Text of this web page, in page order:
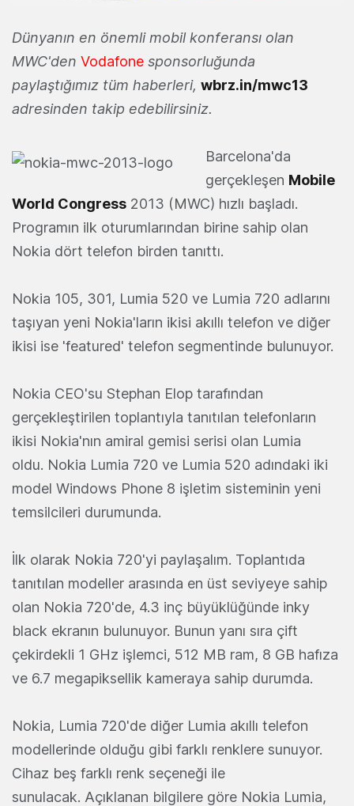
Dünyanın en önemli mobil konferansı olan
MWC'den Vodafone sponsorluğunda
paylaştığımız tüm haberleri, wbrz.in/mwc13
adresinden takip edebilirsiniz.
Barcelona'da
gerçekleşen Mobile
World Congress 2013 (MWC) hızlı başladı.
Programın ilk oturumlarından birine sahip olan
Nokia dört telefon birden tanıttı.
Nokia 105, 301, Lumia 520 ve Lumia 720 adlarını
taşıyan yeni Nokia'ların ikisi akıllı telefon ve diğer
ikisi ise 'featured' telefon segmentinde bulunuyor.
Nokia CEO'su Stephan Elop tarafından
gerçekleştirilen toplantıyla tanıtılan telefonların
ikisi Nokia'nın amiral gemisi serisi olan Lumia
oldu. Nokia Lumia 720 ve Lumia 520 adındaki iki
model Windows Phone 8 işletim sisteminin yeni
temsilcileri durumunda.
İlk olarak Nokia 720'yi paylaşalım. Toplantıda
tanıtılan modeller arasında en üst seviyeye sahip
olan Nokia 720'de, 4.3 inç büyüklüğünde inky
black ekranın bulunuyor. Bunun yanı sıra çift
çekirdekli 1 GHz işlemci, 512 MB ram, 8 GB hafıza
ve 6.7 megapiksellik kameraya sahip durumda.
Nokia, Lumia 720'de diğer Lumia akıllı telefon
modellerinde olduğu gibi farklı renklere sunuyor.
Cihaz beş farklı renk seçeneği ile
sunulacak. Açıklanan bilgilere göre Nokia Lumia,